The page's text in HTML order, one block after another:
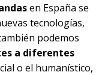
en España se
tecnologías,
podemos
a diferentes
o el humanístico,